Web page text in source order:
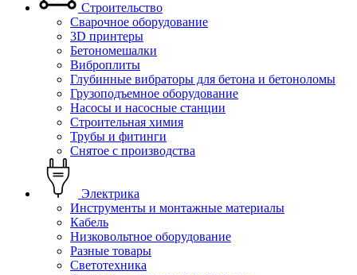
Строительство
Сварочное оборудование
3D принтеры
Бетономешалки
Виброплиты
Глубинные вибраторы для бетона и бетоноломы
Грузоподъемное оборудование
Насосы и насосные станции
Строительная химия
Трубы и фитинги
Снятое с производства
Электрика
Инструменты и монтажные материалы
Кабель
Низковольтное оборудование
Разные товары
Светотехника